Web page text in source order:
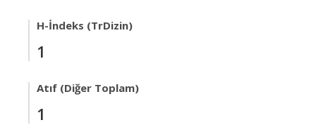
H-İndeks (TrDizin)
1
Atıf (Diğer Toplam)
1